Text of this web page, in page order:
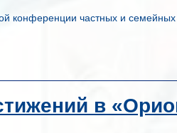
конференции частных и
в